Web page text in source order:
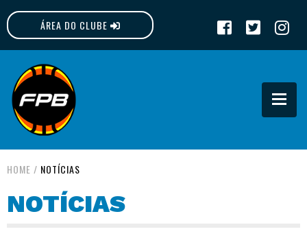
ÁREA DO CLUBE
FPB
HOME / NOTÍCIAS
NOTÍCIAS